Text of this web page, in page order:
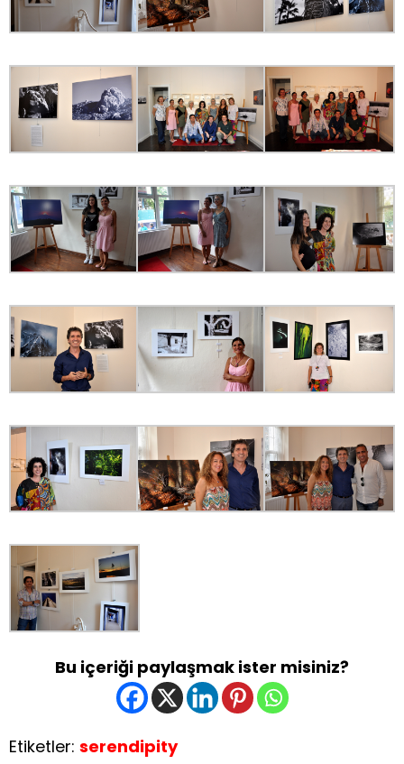
Bu içeriği paylaşmak ister misiniz?
Etiketler: serendipity